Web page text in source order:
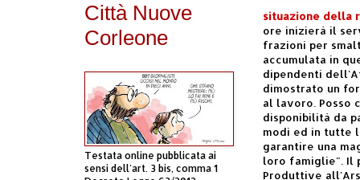
situazione della
ore inizierà il
frazioni per
accumulata in
dipendenti
dimostrato un
al lavoro. Posso
disponibilità da
modi ed in tutte
garantire una
loro famiglie". Il
Produttive
Città Nuove
Corleone
Testata online pubblicata ai
sensi dell'art. 3 bis, comma 1